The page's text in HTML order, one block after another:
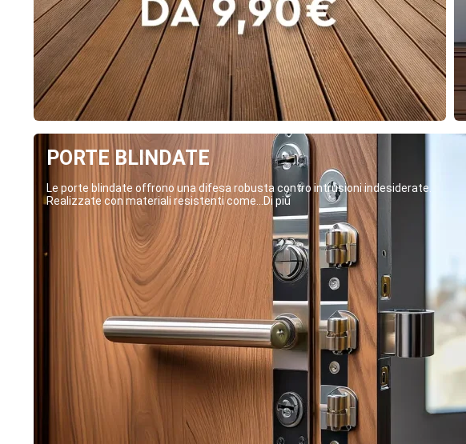
PORTE BLINDATE
Le porte blindate offrono una difesa robusta contro intrusioni indesiderate.
Realizzate con materiali resistenti come...Di più